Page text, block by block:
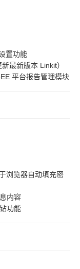
置功能
最新版本 Linkit）
平台报告管理模块
浏览器自动填充密
内容
功能